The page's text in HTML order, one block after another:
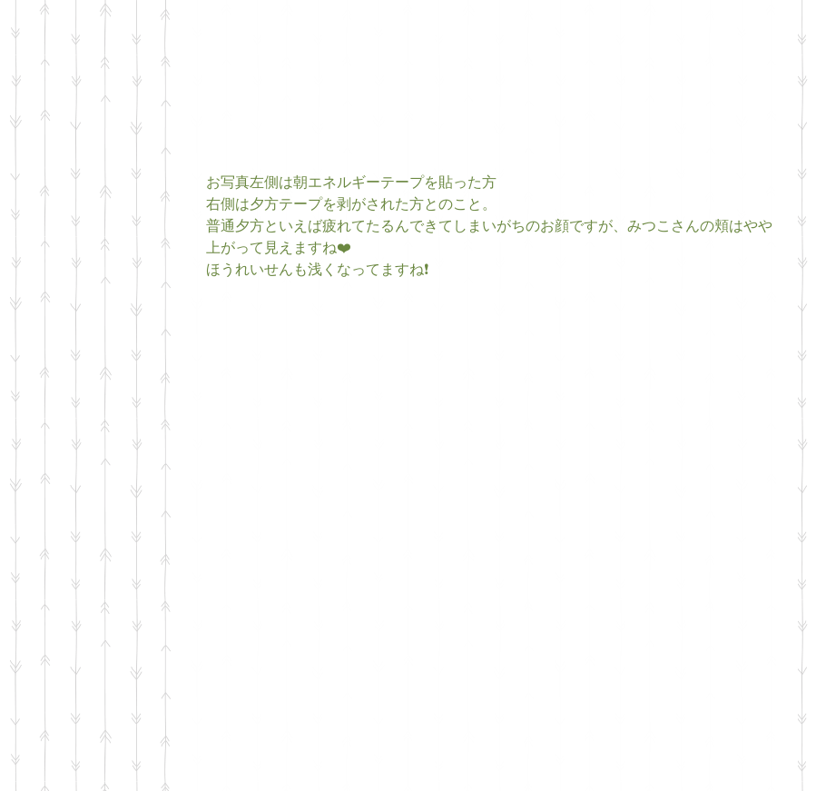
お写真左側は朝エネルギーテープを貼った方
右側は夕方テープを剥がされた方とのこと。
普通夕方といえば疲れてたるんできてしまいがちのお顔ですが、みつこさんの頬はやや
上がって見えますね❤️
ほうれいせんも浅くなってますね❗